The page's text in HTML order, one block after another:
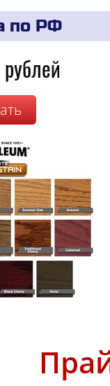
по РФ